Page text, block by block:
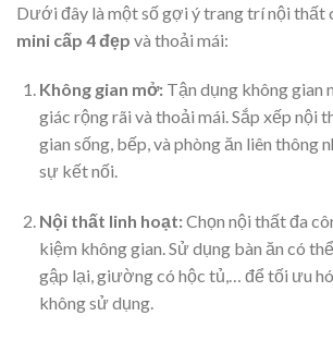
Dưới đây là một số gợi ý trang trí nội thất
mini cấp 4 đẹp và thoải mái:
Không gian mở: Tận dụng không gian
giác rộng rãi và thoải mái. Sắp xếp nội
gian sống, bếp, và phòng ăn liên thông
sự kết nối.
Nội thất linh hoạt:Chọn nội thất đa
kiệm không gian. Sử dụng bàn ăn có
gập lại, giường có hộc tủ,… để tối ưu
không sử dụng.